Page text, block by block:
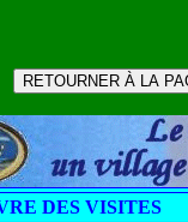
DES VISITES